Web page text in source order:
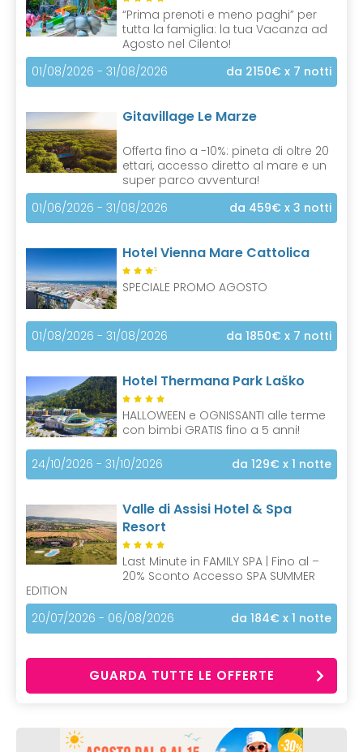
“Prima prenoti e meno paghi” per
tutta la famiglia: la tua Vacanza ad
Agosto nel Cilento!
01/08/2026 - 31/08/2026
da 2150€ x 7 notti
Gitavillage Le Marze
Offerta fino a -10%: pineta di oltre 20
ettari, accesso diretto al mare e un
super parco avventura!
01/06/2026 - 31/08/2026
da 459€ x 3 notti
Hotel Vienna Mare Cattolica
S
SPECIALE PROMO AGOSTO
01/08/2026 - 31/08/2026 da 1850€ x 7 notti
Hotel Thermana Park Laško
HALLOWEEN e OGNISSANTI alle terme
con bimbi GRATIS fino a 5 anni!
24/10/2026 - 31/10/2026 da 129€ x 1 notte
Valle di Assisi Hotel & Spa
Resort
Last Minute in FAMILY SPA | Fino al –
20% Sconto Accesso SPA SUMMER
EDITION
20/07/2026 - 06/08/2026
da 184€ x 1 notte
GUARDA TUTTE LE OFFERTE